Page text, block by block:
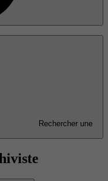
Rechercher une